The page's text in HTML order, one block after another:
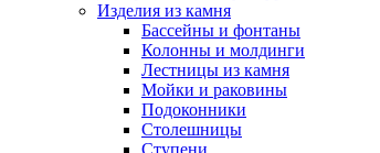
Изделия из камня
Бассейны и фонтаны
Колонны и молдинги
Лестницы из камня
Мойки и раковины
Подоконники
Столешницы
Ступени